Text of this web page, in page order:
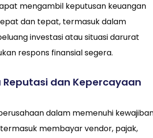
mengambil keputusan keuangan
dan tepat, termasuk dalam
investasi atau situasi darurat
respons finansial segera.
Reputasi dan Kepercayaan
dalam memenuhi
membayar vendor, pajak,